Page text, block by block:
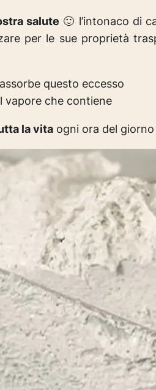
salute 🙂 l’intonaco di
per le sue proprietà
questo eccesso
vapore che contiene
la vita ogni ora del